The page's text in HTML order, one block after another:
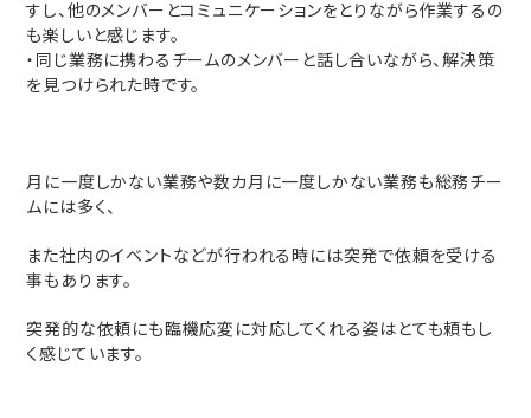
すし、他のメンバーとコミュニケーションをとりながら作業するの
も楽しいと感じます。
・同じ業務に携わるチームのメンバーと話し合いながら、解決策
を見つけられた時です。
月に一度しかない業務や数カ月に一度しかない業務も総務チー
ムには多く、
また社内のイベントなどが行われる時には突発で依頼を受ける
事もあります。
突発的な依頼にも臨機応変に対応してくれる姿はとても頼もし
く感じています。